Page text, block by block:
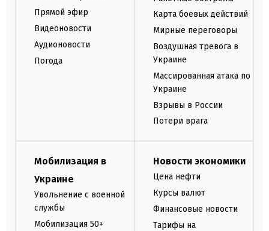
Прямой эфир
Видеоновости
Аудионовости
Погода
Карта боевых действий
Мирные переговоры
Воздушная тревога в
Украине
Массированная атака по
Украине
Взрывы в России
Потери врага
Мобилизация в
Украине
Увольнение с военной
службы
Мобилизация 50+
Новости экономики
Цена нефти
Курсы валют
Финансовые новости
Тарифы на